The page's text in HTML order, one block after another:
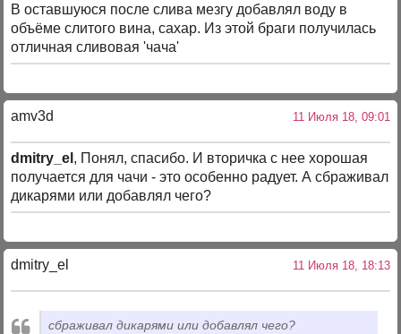
В оставшуюся после слива мезгу добавлял воду в
объёме слитого вина, сахар. Из этой браги получилась
отличная сливовая 'чача'
amv3d 11 Июля 18, 09:01
dmitry_el , Понял, спасибо. И вторичка с нее хорошая
получается для чачи - это особенно радует. А сбраживал
дикарями или добавлял чего?
dmitry_el 11 Июля 18, 18:13
сбраживал дикарями или добавлял чего?